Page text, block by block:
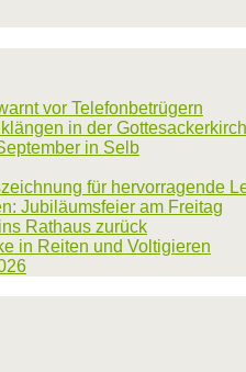
vor Telefonbetrügern
in der
in Selb
für hervorragende
Jubiläumsfeier am Freitag
Rathaus zurück
in Reiten und Voltigieren